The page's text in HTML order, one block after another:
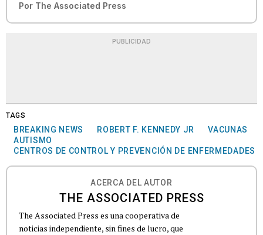
Por The Associated Press
PUBLICIDAD
TAGS
BREAKING NEWS ROBERT F. KENNEDY JR
VACUNAS
AUTISMO
CENTROS DE CONTROL Y PREVENCIÓN DE ENFERMEDADES
ACERCA DEL AUTOR
THE ASSOCIATED PRESS
The Associated Press es una cooperativa de
noticias independiente, sin fines de lucro, que